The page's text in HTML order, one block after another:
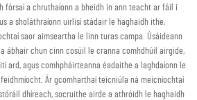
fórsaí a chruthaíonn a bheidh in ann teacht ar fáil i
a sholáthraíonn uirlisí stádair le haghaidh ithe,
saor aimseartha le linn turas campa. Úsáideann
ábhair chun cinn cosúil le cranna comhdhúil airgide,
ard, agus comhpháirteanna éadaithe a laghdaíonn le
Ár gcomharthaí teicniúla ná meicníochtaí
dhíreach, socruithe airde a athróidh le haghaidh